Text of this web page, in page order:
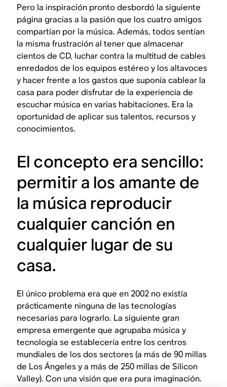
Pero la inspiración pronto desbordó la siguiente
página gracias a la pasión que los cuatro amigos
compartían por la música. Además, todos sentían
la misma frustración al tener que almacenar
cientos de CD, luchar contra la multitud de cables
enredados de los equipos estéreo y los altavoces
y hacer frente a los gastos que suponía cablear la
casa para poder disfrutar de la experiencia de
escuchar música en varias habitaciones. Era la
oportunidad de aplicar sus talentos, recursos y
conocimientos.
El concepto era sencillo:
permitir a los amante de
la música reproducir
cualquier canción en
cualquier lugar de su
casa.
El único problema era que en 2002 no existía
prácticamente ninguna de las tecnologías
necesarias para lograrlo. La siguiente gran
empresa emergente que agrupaba música y
tecnología se establecería entre los centros
mundiales de los dos sectores (a más de 90 millas
de Los Ángeles y a más de 250 millas de Silicon
Valley). Con una visión que era pura imaginación.